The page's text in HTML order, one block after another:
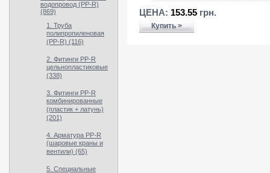
водопровод (PP-R)
(869)
1. Труба
полипропиленовая
(PP-R) (116)
2. Фитинги PP-R
цельнопластиковые
(338)
3. Фитинги PP-R
комбинированные
(пластик + латунь)
(201)
4. Арматура PP-R
(шаровые краны и
вентили) (65)
5. Специальные
ЦЕНА: 153.55 грн.
Купить >